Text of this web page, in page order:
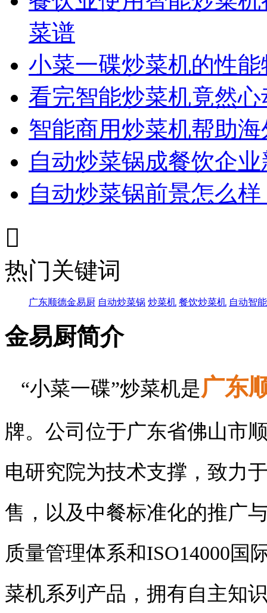
菜谱
小菜一碟炒菜机的性
看完智能炒菜机竟然
智能商用炒菜机帮助
自动炒菜锅成餐饮企
自动炒菜锅前景怎么样

热门关键词
广东顺德金易厨 自动炒菜锅 炒菜机 餐饮炒菜机 自动智
金易厨简介
“小菜一碟”炒菜机是广东
牌。公司位于广东省佛山市
电研究院为技术支撑，致力
售，以及中餐标准化的推广
质量管理体系和ISO14000国
菜机系列产品，拥有自主知